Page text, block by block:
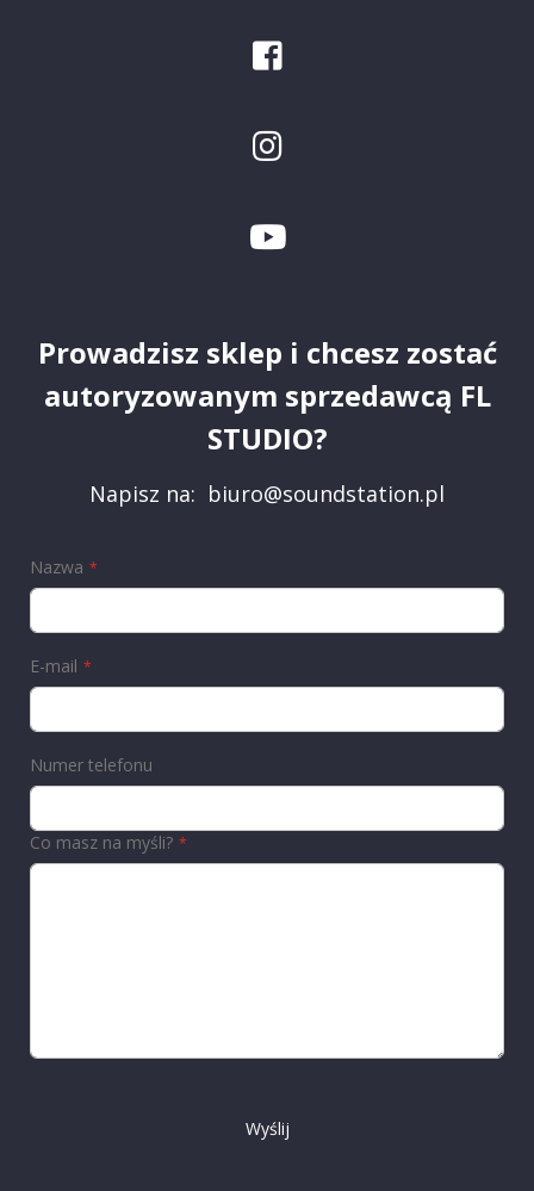
Prowadzisz sklep i chcesz zostać
autoryzowanym sprzedawcą FL
STUDIO?
Napisz na: biuro@soundstation.pl
Nazwa
E-mail
Numer telefonu
Co masz na myśli?
Wyślij